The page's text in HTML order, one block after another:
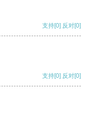
支持[0] 反对[0]
支持[0] 反对[0]